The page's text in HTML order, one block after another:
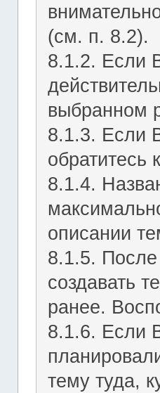
(см. п. 8.2).
8.1.2. Если
выбранном
8.1.3. Если
обратитесь
8.1.4.
описании
8.1.5. После
создавать
ранее.
8.1.6. Если
тему туда,